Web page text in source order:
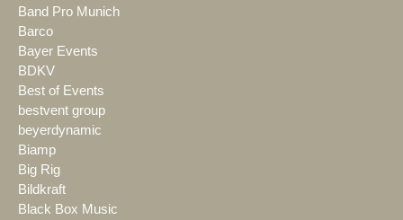
Band Pro Munich
Barco
Bayer Events
BDKV
Best of Events
bestvent group
beyerdynamic
Biamp
Big Rig
Bildkraft
Black Box Music